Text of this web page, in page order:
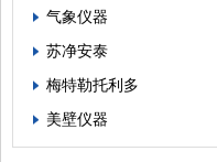
气象仪器
苏净安泰
梅特勒托利多
美壁仪器